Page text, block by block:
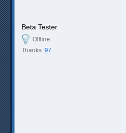
Beta Tester
Offline
Thanks: 97